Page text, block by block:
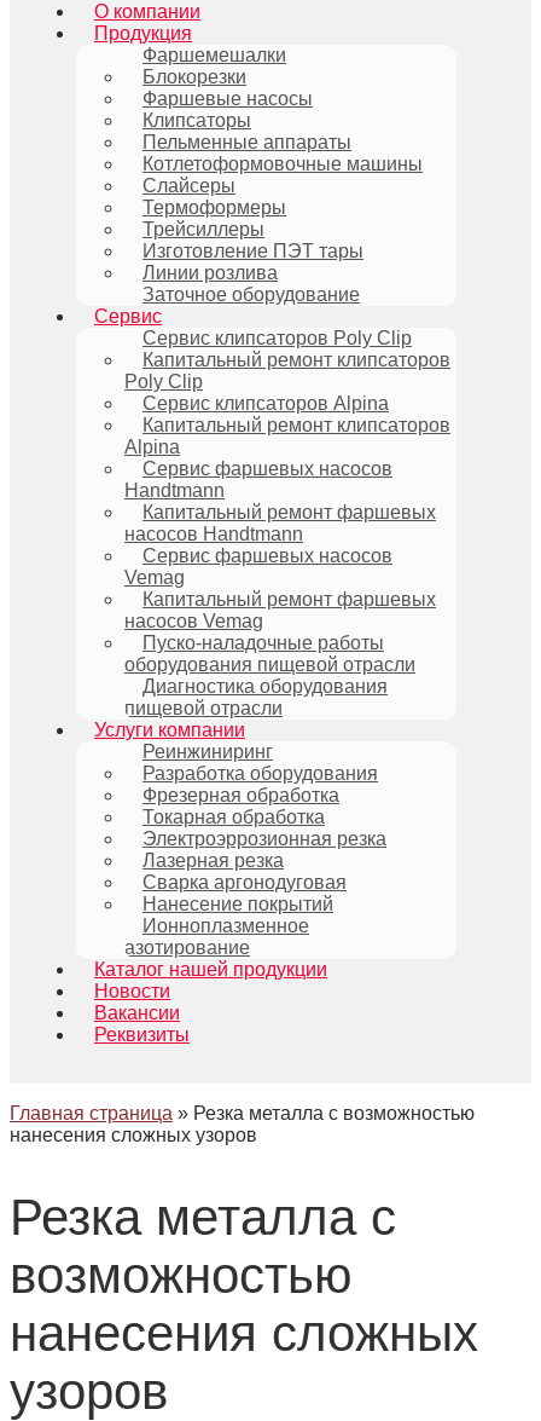
О компании
Продукция
Фаршемешалки
Блокорезки
Фаршевые насосы
Клипсаторы
Пельменные аппараты
Котлетоформовочные машины
Слайсеры
Термоформеры
Трейсиллеры
Изготовление ПЭТ тары
Линии розлива
Заточное оборудование
Сервис
Сервис клипсаторов Poly Clip
Капитальный ремонт клипсаторов
Poly Clip
Сервис клипсаторов Alpina
Капитальный ремонт клипсаторов
Alpina
Сервис фаршевых насосов
Handtmann
Капитальный ремонт фаршевых
насосов Handtmann
Сервис фаршевых насосов
Vemag
Капитальный ремонт фаршевых
насосов Vemag
Пуско-наладочные работы
оборудования пищевой отрасли
Диагностика оборудования
пищевой отрасли
Услуги компании
Реинжиниринг
Разработка оборудования
Фрезерная обработка
Токарная обработка
Электроэррозионная резка
Лазерная резка
Сварка аргонодуговая
Нанесение покрытий
Ионноплазменное
азотирование
Каталог нашей продукции
Новости
Вакансии
Реквизиты
Главная страница » Резка металла с возможностью
нанесения сложных узоров
Резка металла с
возможностью
нанесения сложных
узоров